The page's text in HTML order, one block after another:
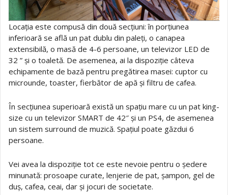
Locația este compusă din două secțiuni: în porțiunea
inferioară se află un pat dublu din paleți, o canapea
extensibilă, o masă de 4-6 persoane, un televizor LED de
32 ” și o toaletă. De asemenea, ai la dispoziție câteva
echipamente de bază pentru pregătirea masei: cuptor cu
microunde, toaster, fierbător de apă și filtru de cafea.
În secțiunea superioară există un spațiu mare cu un pat king-
size cu un televizor SMART de 42″ și un PS4, de asemenea
un sistem surround de muzică. Spațiul poate găzdui 6
persoane.
Vei avea la dispoziție tot ce este nevoie pentru o ședere
minunată: prosoape curate, lenjerie de pat, șampon, gel de
duș, cafea, ceai, dar și jocuri de societate.